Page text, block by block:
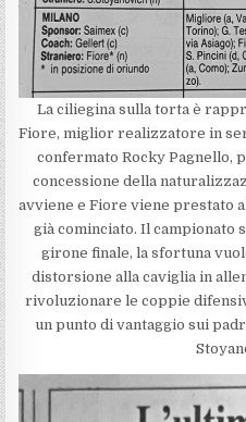
La ciliegina sulla torta è
Fiore, miglior realizzatore in
confermato Rocky
concessione della
avviene e Fiore viene prestato
già cominciato. Il campionato
girone finale, la sfortuna
distorsione alla caviglia in
rivoluzionare le coppie
un punto di vantaggio sui